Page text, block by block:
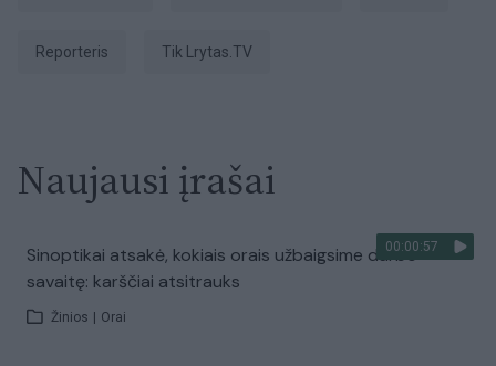
Reporteris tik Lrytas.TV
Naujausi įrašai
00:00:57
Sinoptikai atsakė, kokiais orais užbaigsime darbo
savaitę: karščiai atsitrauks
Žinios Orai